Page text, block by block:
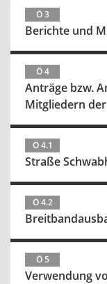
Ö 3
Berichte und
Ö 4
Anträge bzw.
Mitgliedern
Ö 4.1
Straße
Ö 4.2
Ö 5
Verwendung